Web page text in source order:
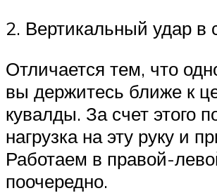
2. Вертикальный удар в
Отличается тем, что
вы держитесь ближе к
кувалды. За счет этого
нагрузка на эту руку и
Работаем в правой-
поочередно.